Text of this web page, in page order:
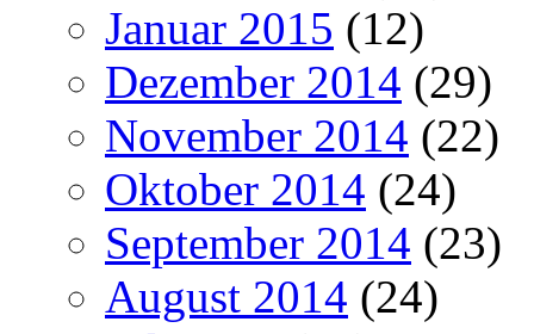
Januar 2015 (12)
Dezember 2014 (29)
November 2014 (22)
Oktober 2014 (24)
September 2014 (23)
August 2014 (24)